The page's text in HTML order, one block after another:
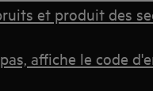
et produit des
affiche le code